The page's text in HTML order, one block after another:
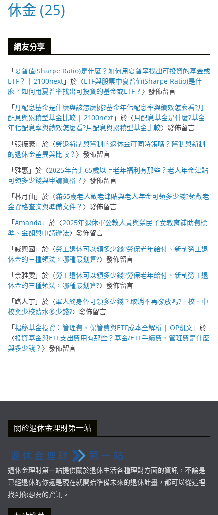
休金 (25)
網友分享
「夏普值(Sharpe Ratio)是什麼？如何用夏普率找出可投資的基金或
ETF？ | 2100next」於〈ETF與股票中夏普值(Sharpe Ratio)是什
麼？如何用夏普率找出可投資的基金或ETF？ 〉發佈留言
「月配息基金是什麼與該怎麼挑?基金年化配息率與績效怎麼看?月
配息與累積型基金比較 | 2100next」於〈月配息基金是什麼?基金
年化配息率與績效怎麼看?月配息與累積型基金比較〉發佈留言
「張振豪」於〈勞退新制與舊制的退休金可同時領嗎？舊制與新制
的退休金差異與比較？ 〉發佈留言
「雅惠 」於〈2025年台北65歲以上老年福利有那些？老人年金津貼
可領多少錢與申請資格？ 〉發佈留言
「林月仙 」於〈滿65歲老人敬老津貼與老人年金可領多少錢?領敬老
金資格查詢與準備文件？ 〉發佈留言
「Amanda 」於〈2025年退休軍公教人員與榮民子女教育補助費標
準、金額與申請辦法〉發佈留言
「臧興國 」於〈勞工退休可以領多少錢?勞保老年給付、新制勞工退
休金的三種領法，哪種最划算?〉發佈留言
「余雅雯」於〈勞工退休可以領多少錢?勞保老年給付、新制勞工退
休金的三種領法，哪種最划算?〉發佈留言
「路人丁」於〈軍人終身俸可領多少錢？取消不再發放嗎?上校、中
校與少校薪水多少錢?〉發佈留言
「揭秘基金投資：管理費、保管費與ETF成本全解析 | OP凱文」於
〈投資基金與ETF支出費用有那些？基金/ETF手續費、管理費是什麼
與多少錢？ 〉發佈留言
關於退休金理財第一站
退休金理財第一站提供關於退休生活各種理財方面的資訊，不論是
已經退休的你還是現在就開始準備未來的退休計畫，都可以從這裡
找到你想要的資訊。